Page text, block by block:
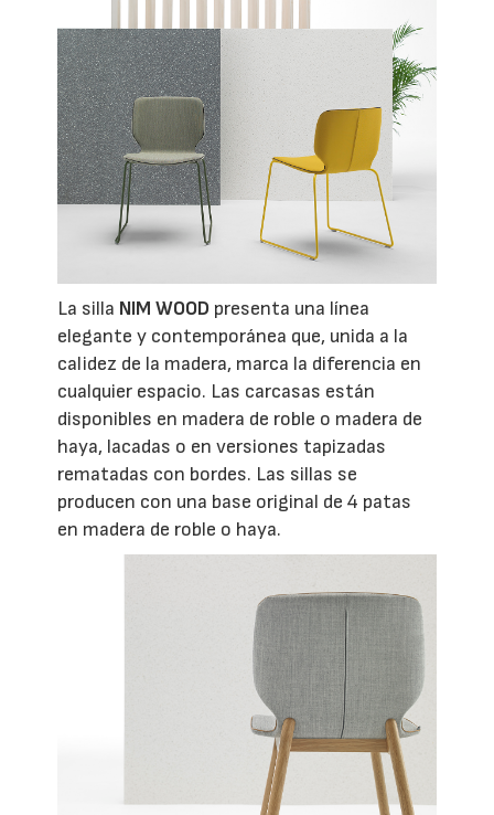
La silla NIM WOOD presenta una línea
elegante y contemporánea que, unida a la
calidez de la madera, marca la diferencia en
cualquier espacio. Las carcasas están
disponibles en madera de roble o madera de
haya, lacadas o en versiones tapizadas
rematadas con bordes. Las sillas se
producen con una base original de 4 patas
en madera de roble o haya.